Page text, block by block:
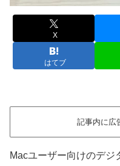
X
はてブ
記事内に広
Macユーザー向けのデジ